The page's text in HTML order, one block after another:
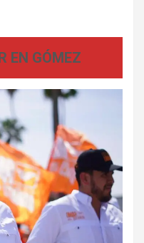
EN GÓMEZ